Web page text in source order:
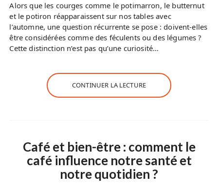
Alors que les courges comme le potimarron, le butternut
et le potiron réapparaissent sur nos tables avec
l’automne, une question récurrente se pose : doivent-elles
être considérées comme des féculents ou des légumes ?
Cette distinction n’est pas qu’une curiosité…
CONTINUER LA LECTURE
Café et bien-être : comment le
café influence notre santé et
notre quotidien ?